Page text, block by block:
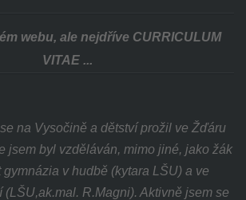
webu, ale nejdříve CURRICULUM
VITAE ...
na Vysočině a dětství prožil ve Žďáru
jsem byl vzděláván, mimo jiné, jako žák
v hudbě (kytara LŠU) a ve
(LŠU,ak.mal. R.Magni). Aktivně jsem se